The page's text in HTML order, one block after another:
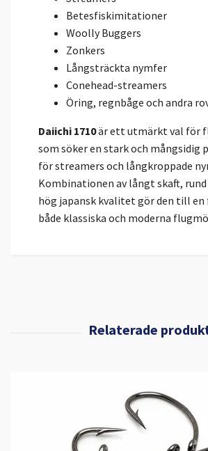
Betesfiskimitationer
Woolly Buggers
Zonkers
Långsträckta nymfer
Conehead-streamers
Öring, regnbåge och andra
Daiichi 1710är ett utmärkt val för
som söker en stark och mångsidig
för streamers och långkroppade
Kombinationen av långt skaft,
hög japansk kvalitet gör den till
både klassiska och moderna